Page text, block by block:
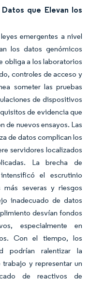
que Elevan los
emergentes a nivel
los datos genómicos
obliga a los laboratorios
controles de acceso y
someter las pruebas
de dispositivos
de evidencia que
de nuevos ensayos. Las
de datos complican los
servidores localizados
La brecha de
el escrutinio
severas y riesgos
inadecuado de datos
desvían fondos
especialmente en
Con el tiempo, los
podrían ralentizar la
y representar un
de reactivos de